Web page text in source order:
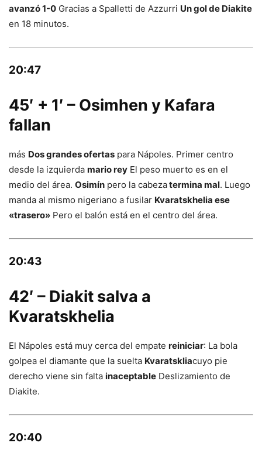
avanzó 1-0 Gracias a Spalletti de Azzurri Un gol de Diakite
en 18 minutos.
20:47
45′ + 1′ – Osimhen y Kafara
fallan
más Dos grandes ofertas para Nápoles. Primer centro
desde la izquierda mario rey El peso muerto es en el
medio del área. Osimín pero la cabezatermina mal. Luego
manda al mismo nigeriano a fusilar Kvaratskhelia ese
«trasero» Pero el balón está en el centro del área.
20:43
42′ – Diakit salva a
Kvaratskhelia
El Nápoles está muy cerca del empate reiniciar: La bola
golpea el diamante que la suelta Kvaratskliacuyo pie
derecho viene sin falta inaceptable Deslizamiento de
Diakite.
20:40